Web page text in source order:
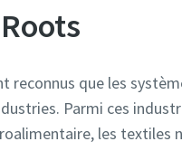
reconnus que les
Parmi ces
les textiles